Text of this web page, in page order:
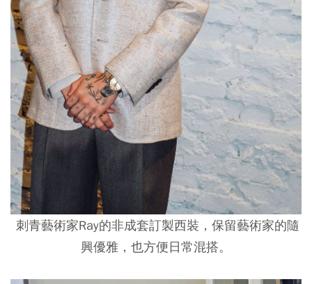
刺青藝術家Ray的非成套訂製西裝，保留藝術家的隨
興優雅，也方便日常混搭。